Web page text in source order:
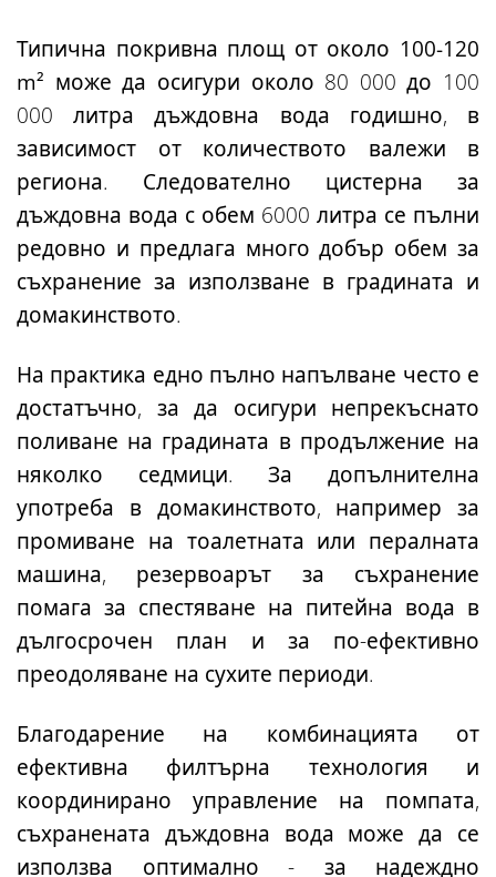
Типична покривна площ от около 100-120
m² може да осигури около 80 000 до 100
000 литра дъждовна вода годишно, в
зависимост от количеството валежи в
региона. Следователно цистерна за
дъждовна вода с обем 6000 литра се пълни
редовно и предлага много добър обем за
съхранение за използване в градината и
домакинството.
На практика едно пълно напълване често е
достатъчно, за да осигури непрекъснато
поливане на градината в продължение на
няколко седмици. За допълнителна
употреба в домакинството, например за
промиване на тоалетната или пералната
машина, резервоарът за съхранение
помага за спестяване на питейна вода в
дългосрочен план и за по-ефективно
преодоляване на сухите периоди.
Благодарение на комбинацията от
ефективна филтърна технология и
координирано управление на помпата,
съхранената дъждовна вода може да се
използва оптимално - за надеждно